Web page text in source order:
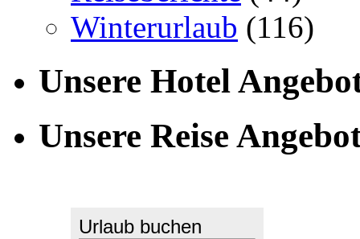
Winterurlaub (116)
Unsere Hotel
Unsere Reise
Urlaub buchen